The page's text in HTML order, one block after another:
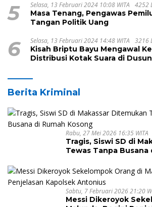
5 Selasa, 13 Februari 2024 10:08 WITA 4252
Masa Tenang, Pengawas
Tangan Politik Uang
6 Selasa, 13 Februari 2024 14:48 WITA 3216
Kisah Briptu Bayu Mengawal Kelancaran
Distribusi Kotak Suara di Dusun
Berita Kriminal
Rabu, 27 Mei 2026 16:35 WITA
Tragis, Siswi SD di
Tewas Tanpa Busana
Sabtu, 7 Februari 2026 21:20
Messi Dikeroyok